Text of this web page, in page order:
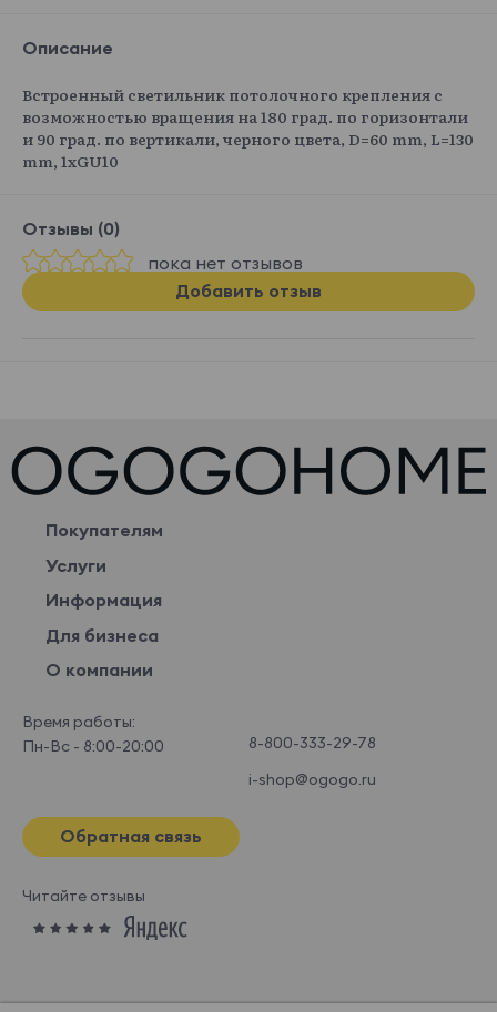
Описание
Встроенный светильник потолочного крепления с
возможностью вращения на 180 град. по горизонтали
и 90 град. по вертикали, черного цвета, D=60 mm, L=130
mm, 1хGU10
Отзывы (0)
пока нет отзывов
Добавить отзыв
Покупателям
Услуги
Информация
Для бизнеса
О компании
Время работы:
Пн-Вс - 8:00-20:00
8-800-333-29-78
i-shop@ogogo.ru
Обратная связь
Читайте отзывы